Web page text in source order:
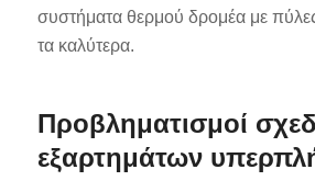
συστήματα θερμού δρομέα με
τα καλύτερα.
Προβληματισμοί
εξαρτημάτων